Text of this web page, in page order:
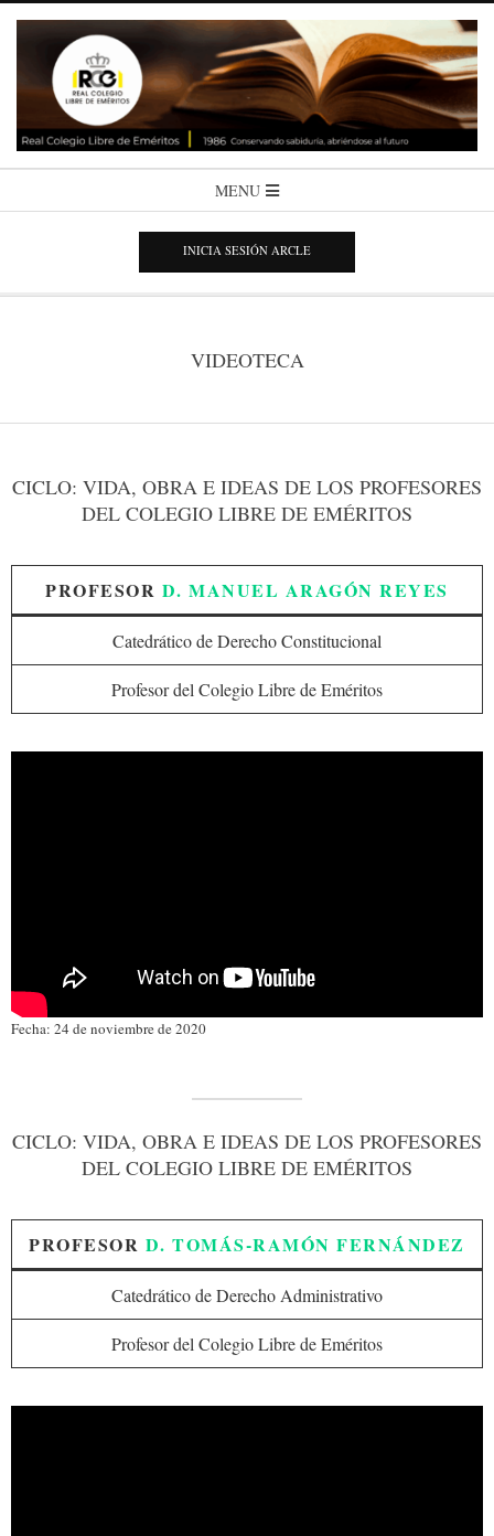
Skip
COLEGIO
LIBRE
DE
EMÉRITOS
Navigation
MENU
INICIA SESIÓN ARCLE
VIDEOTECA
CICLO: VIDA, OBRA E IDEAS DE LOS PROFESORES
DEL COLEGIO LIBRE DE EMÉRITOS
PROFESOR D. MANUEL ARAGÓN REYES
Catedrático de Derecho Constitucional
Profesor del Colegio Libre de Eméritos
Fecha: 24 de noviembre de 2020
CICLO: VIDA, OBRA E IDEAS DE LOS PROFESORES
DEL COLEGIO LIBRE DE EMÉRITOS
PROFESOR D. TOMÁS-RAMÓN FERNÁNDEZ
Catedrático de Derecho Administrativo
Profesor del Colegio Libre de Eméritos